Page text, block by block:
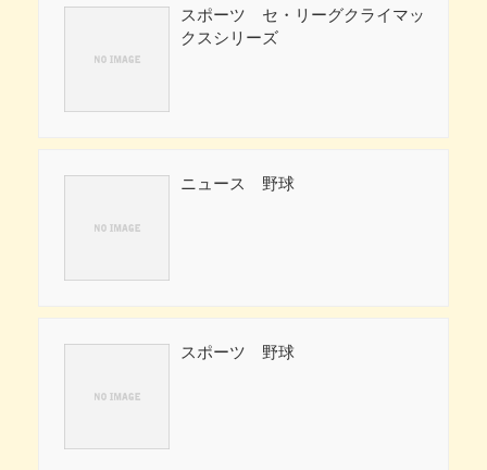
スポーツ セ・リーグクライマッ
クスシリーズ
ニュース 野球
スポーツ 野球